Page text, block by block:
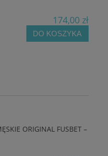
174,00 zł
DO KOSZYKA
ORIGINAL FUSBET –